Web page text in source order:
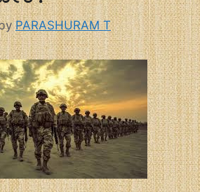
PARASHURAM T